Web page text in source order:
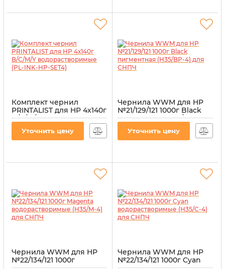
Комплект чернил
PRINTALIST для HP 4х140г
B/C/M/Y
водорастворимые (PL-
INK-HP-SET4)
Уточнить цену
Чернила WWM для HP
№21/129/121 1000г Black
пигментная (H35/BP-4)
H35/BP-4
Уточнить цену
Чернила WWM для HP
№22/134/121 1000г
Чернила WWM для HP
№22/134/121 1000г Cyan